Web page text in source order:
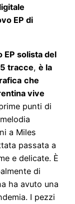
EP di
EP solista del
tracce, è la
che
vive
punti di
a Miles
passata a
e delicate. È
di
ha avuto una
I pezzi